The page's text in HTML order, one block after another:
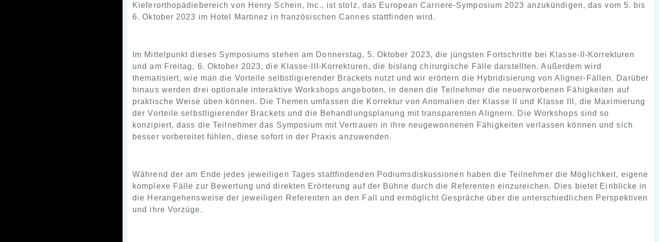
Kieferorthopädiebereich von Henry Schein, Inc., ist stolz, das European Carriere-Symposium 2023 anzukündigen, das vom 5. bis
6. Oktober 2023 im Hotel Martinez in französischen Cannes stattfinden wird.
Im Mittelpunkt dieses Symposiums stehen am Donnerstag, 5. Oktober 2023, die jüngsten Fortschritte bei Klasse-II-Korrekturen
und am Freitag, 6. Oktober 2023, die Klasse-III-Korrekturen, die bislang chirurgische Fälle darstellten. Außerdem wird
thematisiert, wie man die Vorteile selbstligierender Brackets nutzt und wir erörtern die Hybridisierung von Aligner-Fällen. Darüber
hinaus werden drei optionale interaktive Workshops angeboten, in denen die Teilnehmer die neuerworbenen Fähigkeiten auf
praktische Weise üben können. Die Themen umfassen die Korrektur von Anomalien der Klasse II und Klasse III, die Maximierung
der Vorteile selbstligierender Brackets und die Behandlungsplanung mit transparenten Alignern. Die Workshops sind so
konzipiert, dass die Teilnehmer das Symposium mit Vertrauen in ihre neugewonnenen Fähigkeiten verlassen können und sich
besser vorbereitet fühlen, diese sofort in der Praxis anzuwenden.
Während der am Ende jedes jeweiligen Tages stattfindenden Podiumsdiskussionen haben die Teilnehmer die Möglichkeit, eigene
komplexe Fälle zur Bewertung und direkten Erörterung auf der Bühne durch die Referenten einzureichen. Dies bietet Einblicke in
die Herangehensweise der jeweiligen Referenten an den Fall und ermöglicht Gespräche über die unterschiedlichen Perspektiven
und ihre Vorzüge.